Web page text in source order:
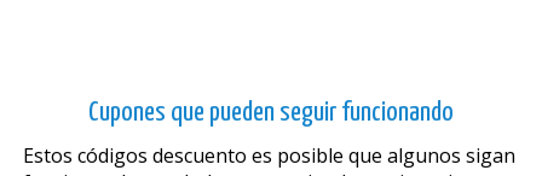
Cupones que pueden seguir funcionando
Estos códigos descuento es posible que algunos sigan